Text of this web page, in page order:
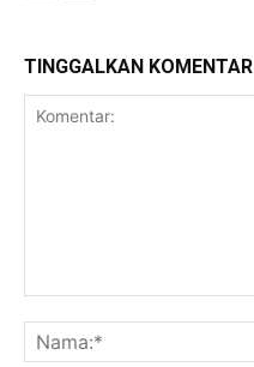
TINGGALKAN KOMENTAR